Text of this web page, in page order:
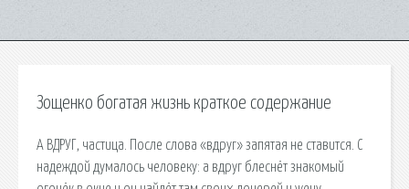
Зощенко богатая жизнь краткое содержание
А ВДРУГ, частица. После слова «вдруг» запятая не ставится. С
надеждой думалось человеку: а вдруг блеснёт знакомый